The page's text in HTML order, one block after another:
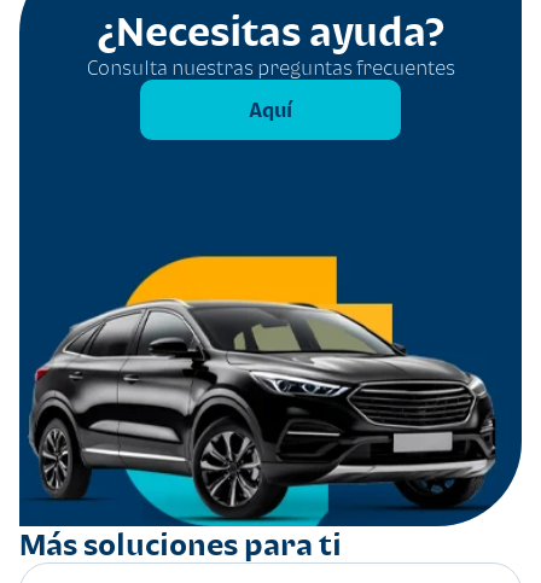
¿Necesitas ayuda?
Consulta nuestras preguntas frecuentes
Aquí
Más soluciones para ti